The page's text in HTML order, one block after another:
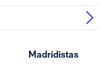
Madridistas